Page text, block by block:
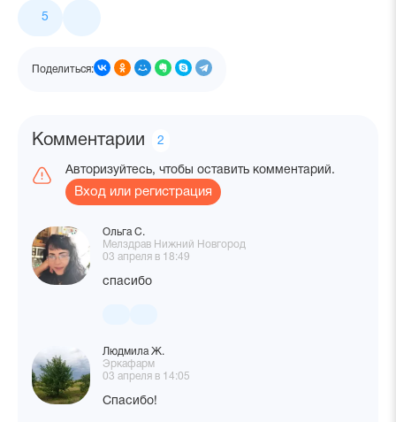
Лайки
5
Поделиться:
Комментарии
Количество
2
Авторизуйтесь, чтобы оставить комментарий.
Вход или регистрация
Ольга С.
Мелздрав Нижний Новгород
03 апреля в 18:49
спасибо
Людмила Ж.
Эркафарм
03 апреля в 14:05
Спасибо!